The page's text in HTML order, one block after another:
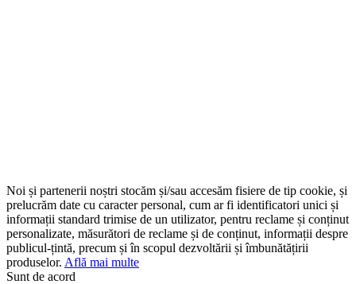
Noi și partenerii noștri stocăm și/sau accesăm fisiere de tip cookie, și
prelucrăm date cu caracter personal, cum ar fi identificatori unici și
informații standard trimise de un utilizator, pentru reclame și conținut
personalizate, măsurători de reclame și de conținut, informații despre
publicul-țintă, precum și în scopul dezvoltării și îmbunătățirii
produselor. Află mai multe
Sunt de acord